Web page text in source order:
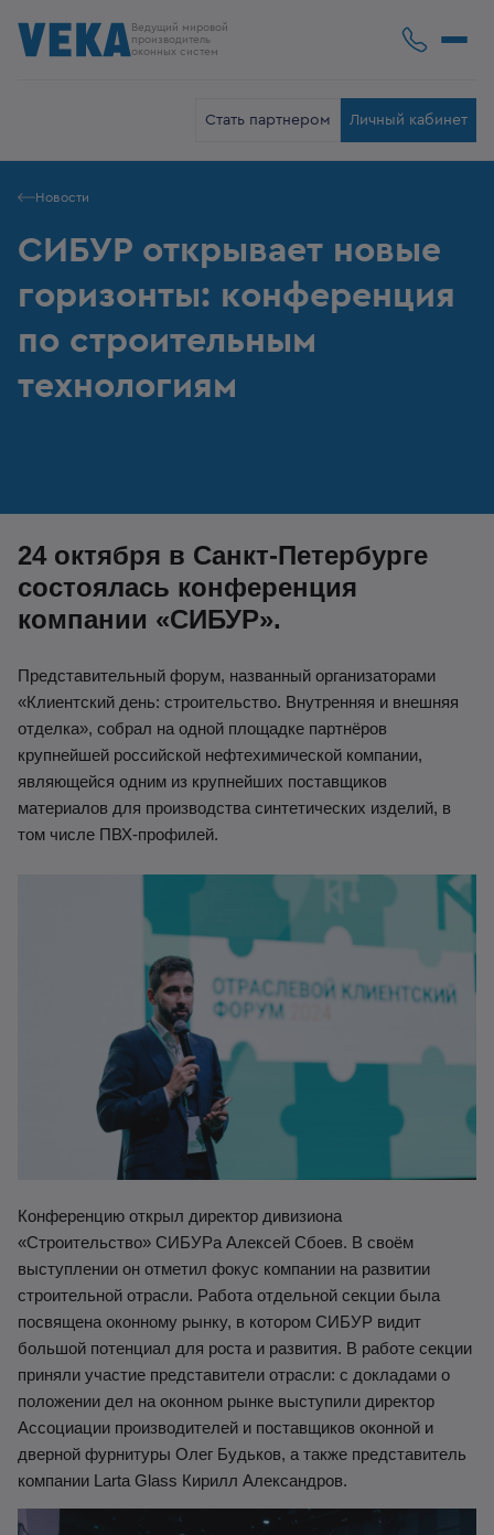
Ведущий мировой
производитель
оконных систем
Стать партнером Личный кабинет
Новости
СИБУР открывает новые
горизонты: конференция
по строительным
технологиям
24 октября в Санкт-Петербурге
состоялась конференция
компании «СИБУР».
Представительный форум, названный организаторами
«Клиентский день: строительство. Внутренняя и внешняя
отделка», собрал на одной площадке партнёров
крупнейшей российской нефтехимической компании,
являющейся одним из крупнейших поставщиков
материалов для производства синтетических изделий, в
том числе ПВХ-профилей.
Конференцию открыл директор дивизиона
«Строительство» СИБУРа Алексей Сбоев. В своём
выступлении он отметил фокус компании на развитии
строительной отрасли. Работа отдельной секции была
посвящена оконному рынку, в котором СИБУР видит
большой потенциал для роста и развития. В работе секции
приняли участие представители отрасли: с докладами о
положении дел на оконном рынке выступили директор
Ассоциации производителей и поставщиков оконной и
дверной фурнитуры Олег Будьков, а также представитель
компании Larta Glass Кирилл Александров.